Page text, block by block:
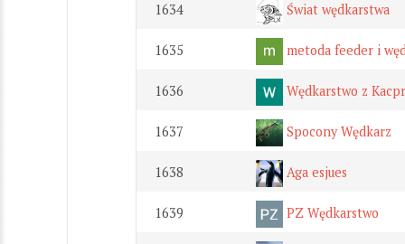
1634 Świat wędkarstwa
1635 metoda feeder i
1636 Wędkarstwo z
1637 Spocony Wędkarz
1638 Aga esjues
1639 PZ Wędkarstwo